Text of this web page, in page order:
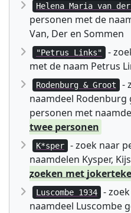
Helena Maria van der
personen met de
Van, Der en Sommen
"Petrus Links"
-
met de naam Petrus
Rodenburg & Groot
-
naamdeel Rodenburg
personen met
twee personen
K*sper
- zoek naar
naamdelen Kysper,
zoeken met
Luscombe 1934
-
naamdeel Luscombe